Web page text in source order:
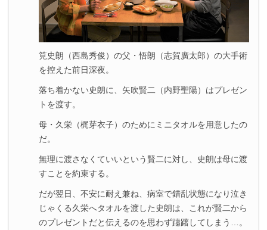
筧史朗（西島秀俊）の父・悟朗（志賀廣太郎）の大手術
を控えた前日深夜。
落ち着かない史朗に、矢吹賢二（内野聖陽）はプレゼン
トを渡す。
母・久栄（梶芽衣子）のためにミニタオルを用意したの
だ。
無理に渡さなくていいという賢二に対し、史朗は母に渡
すことを約束する。
だが翌日、不安に耐え兼ね、病室で錯乱状態になり泣き
じゃくる久栄へタオルを渡した史朗は、これが賢二から
のプレゼントだと伝えるのを思わず躊躇してしまう…。